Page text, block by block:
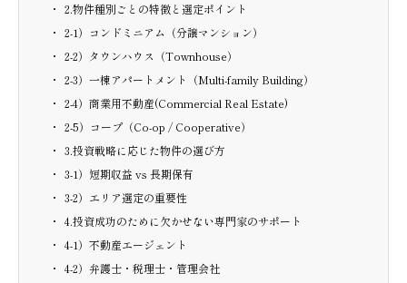
2.物件種別ごとの特徴と選定ポイント
2-1）コンドミニアム（分譲マンション）
2-2）タウンハウス（Townhouse）
2-3）一棟アパートメント（Multi-family Building）
2-4）商業用不動産(Commercial Real Estate)
2-5）コープ（Co-op / Cooperative）
3.投資戦略に応じた物件の選び方
3-1）短期収益 vs 長期保有
3-2）エリア選定の重要性
4.投資成功のために欠かせない専門家のサポート
4-1）不動産エージェント
4-2）弁護士・税理士・管理会社